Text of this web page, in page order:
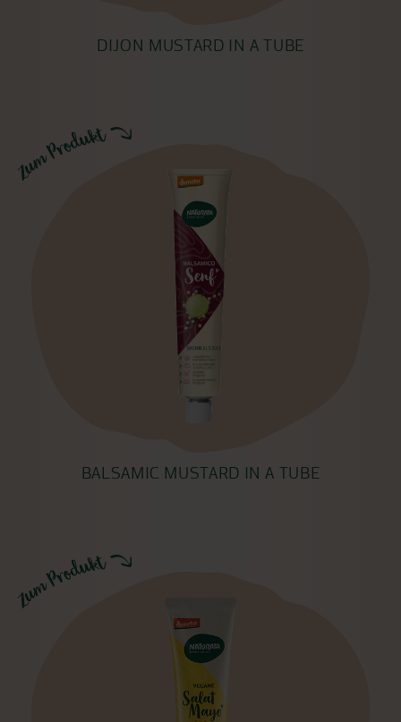
DIJON MUSTARD IN A TUBE
BALSAMIC MUSTARD IN A TUBE